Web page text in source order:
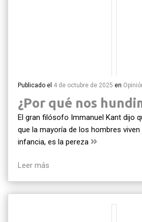
Publicado el 4 de octubre de 2025 en
¿Por qué nos
El gran filósofo Immanuel Kant dijo
que la mayoría de los hombres
infancia, es la pereza
Leer más